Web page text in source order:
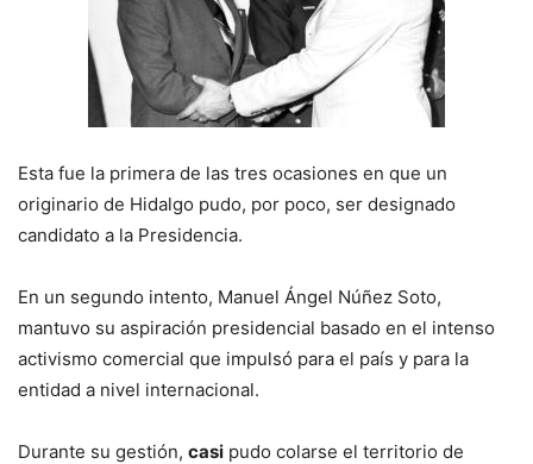
Esta fue la primera de las tres ocasiones en que un
originario de Hidalgo pudo, por poco, ser designado
candidato a la Presidencia.
En un segundo intento, Manuel Ángel Núñez Soto,
mantuvo su aspiración presidencial basado en el intenso
activismo comercial que impulsó para el país y para la
entidad a nivel internacional.
Durante su gestión, casi pudo colarse el territorio de